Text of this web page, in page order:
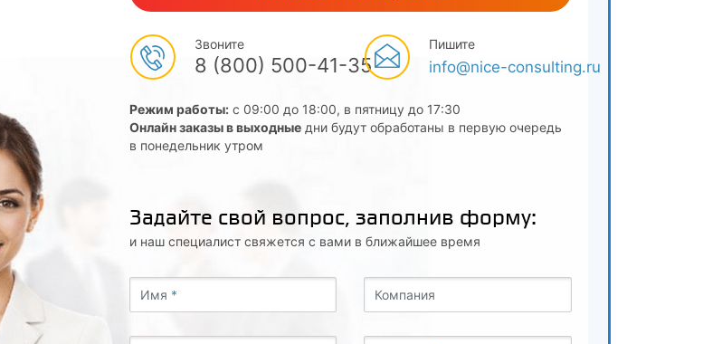
Звоните
8 (800) 500-41-35
Пишите
info@nice-consulting.ru
Режим работы:с 09:00 до 18:00, в пятницу до 17:30
Онлайн заказы в выходныедни будут обработаны в первую очередь
в понедельник утром
Задайте свой вопрос, заполнив форму:
и наш специалист свяжется с вами в ближайшее время
Имя * Компания